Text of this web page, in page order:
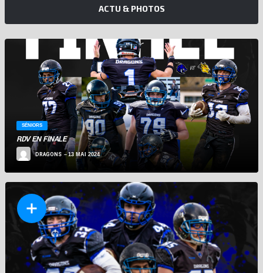
ACTU & PHOTOS
RÉSULTATS SÉNIORS
DIRECTION LA FINALE
DRAGONS 5 MAI 2024